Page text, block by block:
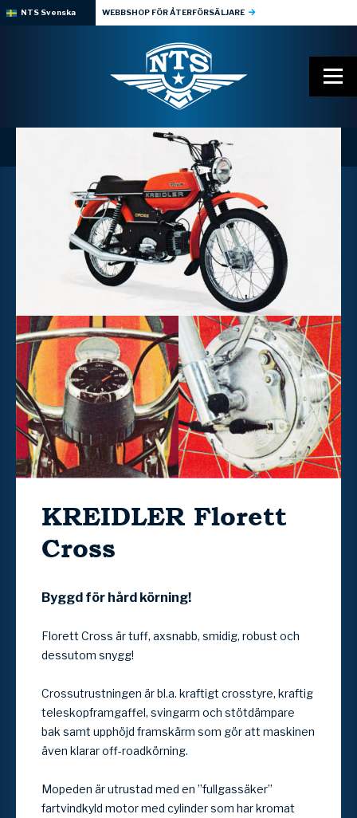
NTS Svenska WEBBSHOP FÖR ÅTERFÖRSÄLJARE
KREIDLER Florett
Cross
Byggd för hård körning!
Florett Cross är tuff, axsnabb, smidig, robust och
dessutom snygg!
Crossutrustningen är bl.a. kraftigt crosstyre, kraftig
teleskopframgaffel, svingarm och stötdämpare
bak samt upphöjd framskärm som gör att maskinen
även klarar off-roadkörning.
Mopeden är utrustad med en ”fullgassäker”
fartvindkyld motor med cylinder som har kromat